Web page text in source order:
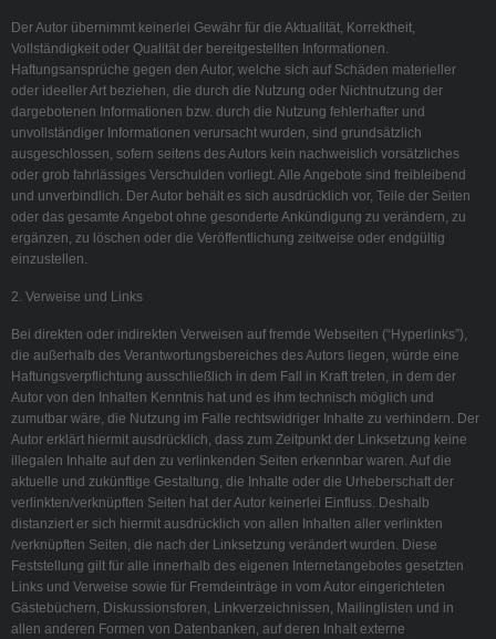
Der Autor übernimmt keinerlei Gewähr für die Aktualität, Korrektheit,
Vollständigkeit oder Qualität der bereitgestellten Informationen.
Haftungsansprüche gegen den Autor, welche sich auf Schäden materieller
oder ideeller Art beziehen, die durch die Nutzung oder Nichtnutzung der
dargebotenen Informationen bzw. durch die Nutzung fehlerhafter und
unvollständiger Informationen verursacht wurden, sind grundsätzlich
ausgeschlossen, sofern seitens des Autors kein nachweislich vorsätzliches
oder grob fahrlässiges Verschulden vorliegt. Alle Angebote sind freibleibend
und unverbindlich. Der Autor behält es sich ausdrücklich vor, Teile der Seiten
oder das gesamte Angebot ohne gesonderte Ankündigung zu verändern, zu
ergänzen, zu löschen oder die Veröffentlichung zeitweise oder endgültig
einzustellen.
2. Verweise und Links
Bei direkten oder indirekten Verweisen auf fremde Webseiten (“Hyperlinks”),
die außerhalb des Verantwortungsbereiches des Autors liegen, würde eine
Haftungsverpflichtung ausschließlich in dem Fall in Kraft treten, in dem der
Autor von den Inhalten Kenntnis hat und es ihm technisch möglich und
zumutbar wäre, die Nutzung im Falle rechtswidriger Inhalte zu verhindern. Der
Autor erklärt hiermit ausdrücklich, dass zum Zeitpunkt der Linksetzung keine
illegalen Inhalte auf den zu verlinkenden Seiten erkennbar waren. Auf die
aktuelle und zukünftige Gestaltung, die Inhalte oder die Urheberschaft der
verlinkten/verknüpften Seiten hat der Autor keinerlei Einfluss. Deshalb
distanziert er sich hiermit ausdrücklich von allen Inhalten aller verlinkten
/verknüpften Seiten, die nach der Linksetzung verändert wurden. Diese
Feststellung gilt für alle innerhalb des eigenen Internetangebotes gesetzten
Links und Verweise sowie für Fremdeinträge in vom Autor eingerichteten
Gästebüchern, Diskussionsforen, Linkverzeichnissen, Mailinglisten und in
allen anderen Formen von Datenbanken, auf deren Inhalt externe